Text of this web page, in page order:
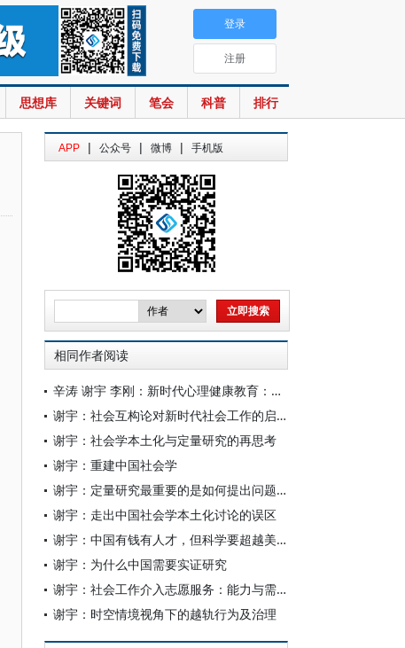
思想库 关键词 笔会 科普 排行
登录
注册
APP | 公众号 | 微博 | 手机版
相同作者阅读
辛涛 谢宇 李刚：新时代心理健康教育：困顿与超越
谢宇：社会互构论对新时代社会工作的启示
谢宇：社会学本土化与定量研究的再思考
谢宇：重建中国社会学
谢宇：定量研究最重要的是如何提出问题而不是数据和统计方法
谢宇：走出中国社会学本土化讨论的误区
谢宇：中国有钱有人才，但科学要超越美国存在一个软肋
谢宇：为什么中国需要实证研究
谢宇：社会工作介入志愿服务：能力与需求的框架
谢宇：时空情境视角下的越轨行为及治理